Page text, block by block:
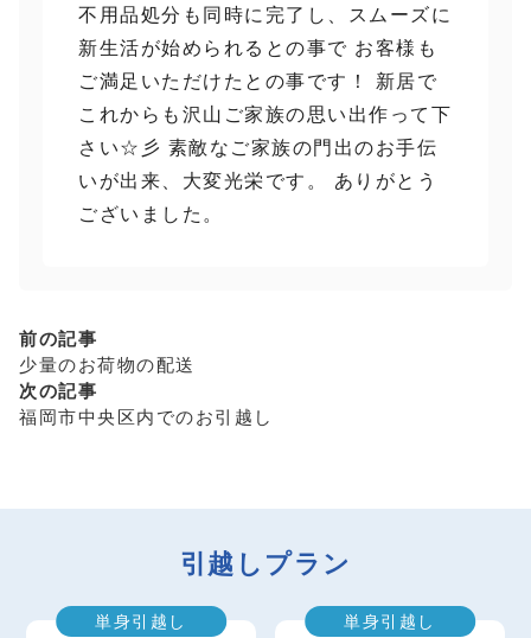
不用品処分も同時に完了し、スムーズに
新生活が始められるとの事で お客様も
ご満足いただけたとの事です！ 新居で
これからも沢山ご家族の思い出作って下
さい☆彡 素敵なご家族の門出のお手伝
いが出来、大変光栄です。 ありがとう
ございました。
前の記事
少量のお荷物の配送
次の記事
福岡市中央区内でのお引越し
引越しプラン
単身引越し 単身引越し